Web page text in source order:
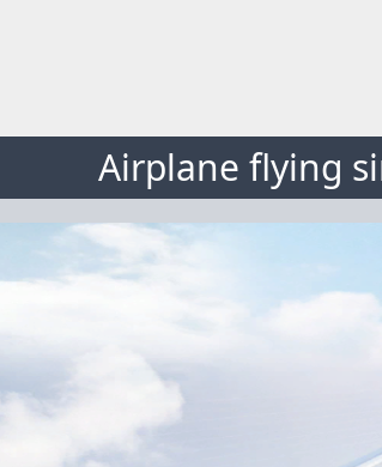
Airplane flying